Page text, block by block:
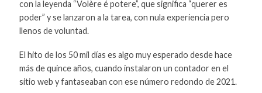
con la leyenda “Volère é potere”, que significa “querer es
poder” y se lanzaron a la tarea, con nula experiencia pero
llenos de voluntad.
El hito de los 50 mil días es algo muy esperado desde hace
más de quince años, cuando instalaron un contador en el
sitio web y fantaseaban con ese número redondo de 2021.